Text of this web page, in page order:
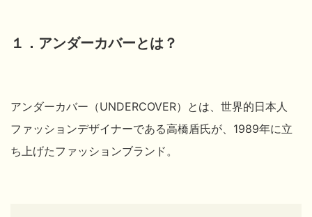
１．アンダーカバーとは？
アンダーカバー（UNDERCOVER）とは、世界的日本人
ファッションデザイナーである高橋盾氏が、1989年に立
ち上げたファッションブランド。